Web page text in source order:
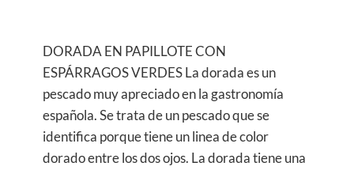
DORADA EN PAPILLOTE CON
ESPÁRRAGOS VERDES La dorada es un
pescado muy apreciado en la gastronomía
española. Se trata de un pescado que se
identifica porque tiene un linea de color
dorado entre los dos ojos. La dorada tiene una